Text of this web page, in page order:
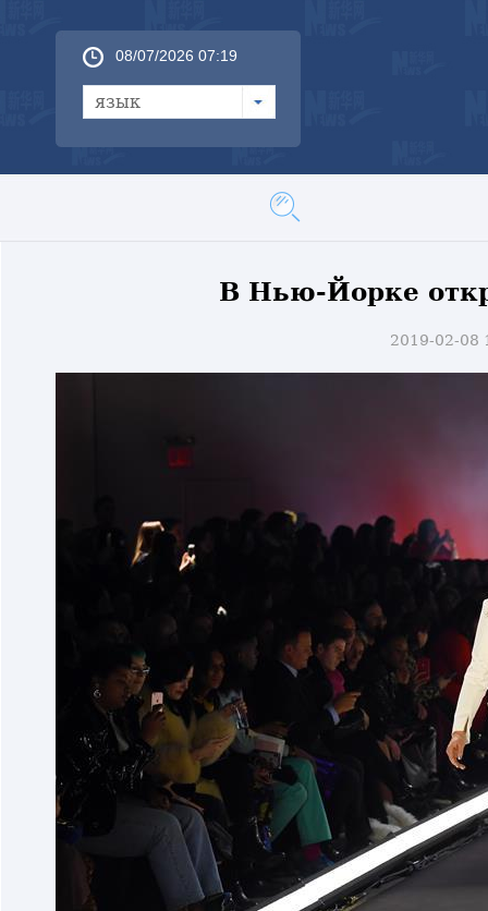
08/07/2026 07:19
язык
В Нью-Йорке
2019-02-08